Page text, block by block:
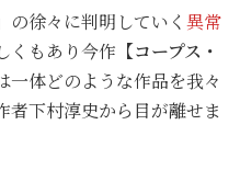
の徐々に判明していく 異常
くもあり今作 【コープス・
一体どのような作品を我々
者下村淳史から目が離せま